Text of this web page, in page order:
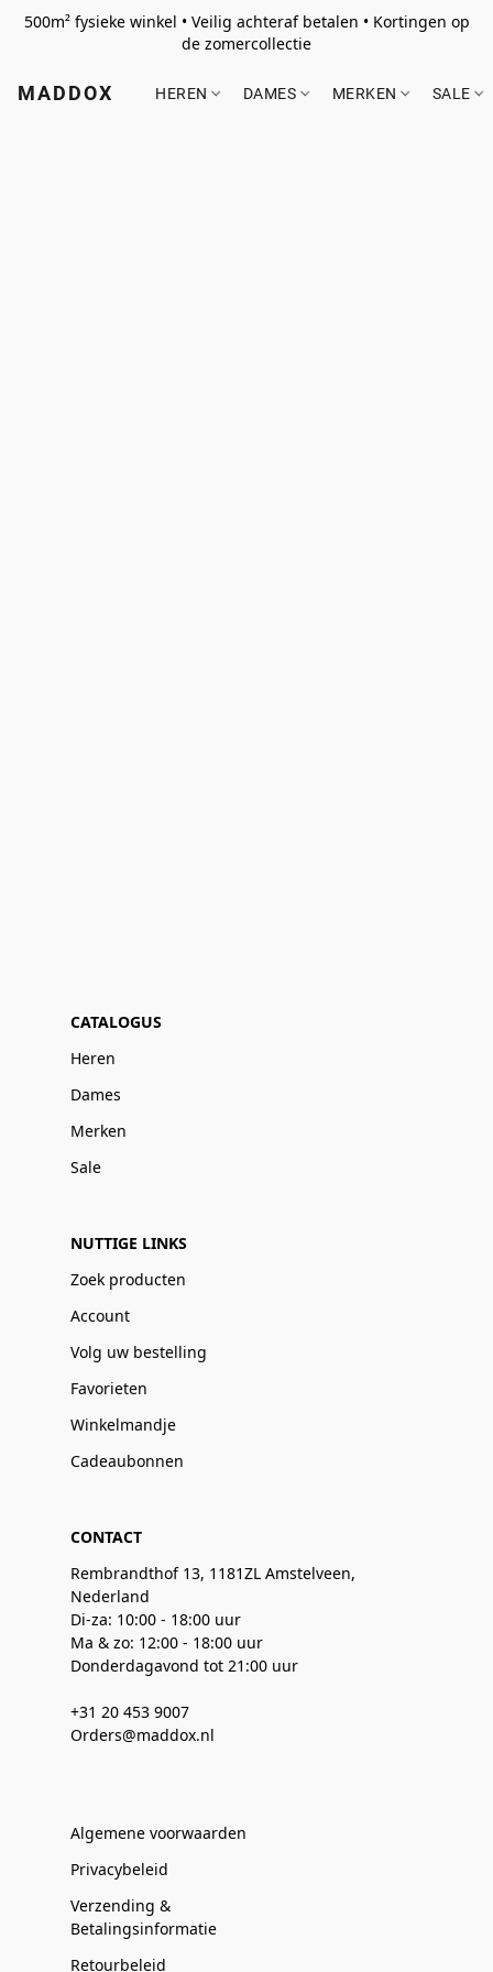
500m² fysieke winkel • Veilig achteraf betalen • Kortingen op
de zomercollectie
MADDOX HEREN DAMES MERKEN SALE
CATALOGUS
Heren
Dames
Merken
Sale
NUTTIGE LINKS
Zoek producten
Account
Volg uw bestelling
Favorieten
Winkelmandje
Cadeaubonnen
CONTACT
Rembrandthof 13, 1181ZL Amstelveen,
Nederland
Di-za: 10:00 - 18:00 uur
Ma & zo: 12:00 - 18:00 uur
Donderdagavond tot 21:00 uur
+31 20 453 9007
Orders@maddox.nl
Algemene voorwaarden
Privacybeleid
Verzending &
Betalingsinformatie
Retourbeleid